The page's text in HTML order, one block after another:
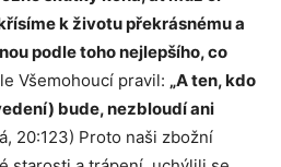
k životu překrásnému a
podle toho nejlepšího, co
Všemohoucí pravil: „A ten, kdo
bude, nezbloudí ani
20:123) Proto naši zbožní